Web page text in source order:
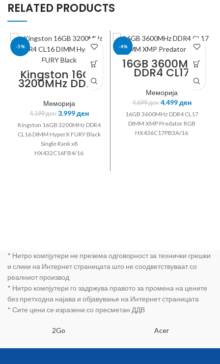
RELATED PRODUCTS
-5%
Kingston 16GB
3200MHz DDR4
HyperX FURY
Black
Меморија
4.199ден 3.999ден
Kingston 16GB 3200MHz DDR4
CL16 DIMM HyperX FURY Black
Single Rank x8
HX432C16FB4/16
-4%
KINGSTON
16GB 3600MHz
DDR4 CL17
Predator RGB
Меморија
4.699ден 4.499ден
16GB 3600MHz DDR4 CL17
DIMM XMP Predator RGB
HX436C17PB3A/16
* Нитро компјутери не презема одговорност за технички грешки
и слики на Интернет страницата што не соодветствуваат со
реалниот производ
* Нитро компјутери го задржува правото за промена на цените
без претходна најава и објавување на Интернет страницата
* Сите цени се изразени со пресметан ДДВ
2Go Acer